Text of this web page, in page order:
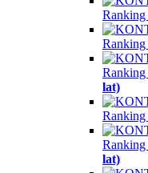
Ranking
Ranking
Ranking
lat)
Ranking
Ranking
lat)